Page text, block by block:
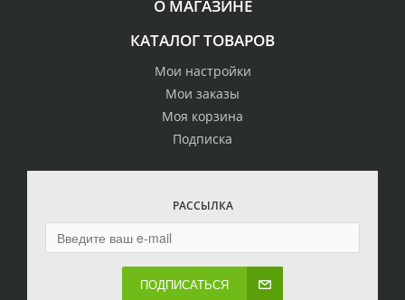
О МАГАЗИНЕ
КАТАЛОГ ТОВАРОВ
Мои настройки
Мои заказы
Моя корзина
Подписка
РАССЫЛКА
ПОДПИСАТЬСЯ